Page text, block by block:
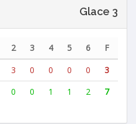
Glace 3
2 3 4 5 6
F
3 0 0 0 0
3
0 0 1 1 2 7